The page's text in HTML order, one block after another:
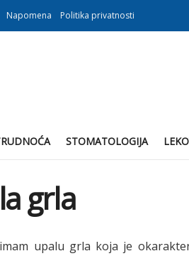
Napomena Politika privatnosti
STOMATOLOGIJA
grla
upalu grla koja je